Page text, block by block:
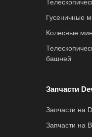
Гусеничные
Колесные
башней
Запчасти
Запчасти на
Запчасти на